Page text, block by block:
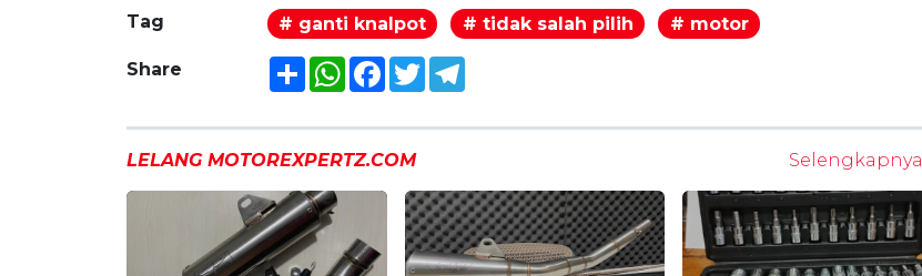
Tag # ganti knalpot # tidak salah pilih # motor
Share ShareWhatsApp
Facebook
TwitterTelegram
LELANG MOTOREXPERTZ.COM Selengkapnya